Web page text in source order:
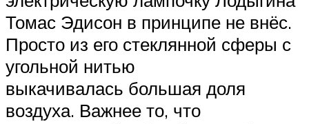
Томас Эдисон в принципе не внёс.
Просто из его стеклянной сферы с
угольной нитью
выкачивалась большая доля
воздуха. Важнее то, что